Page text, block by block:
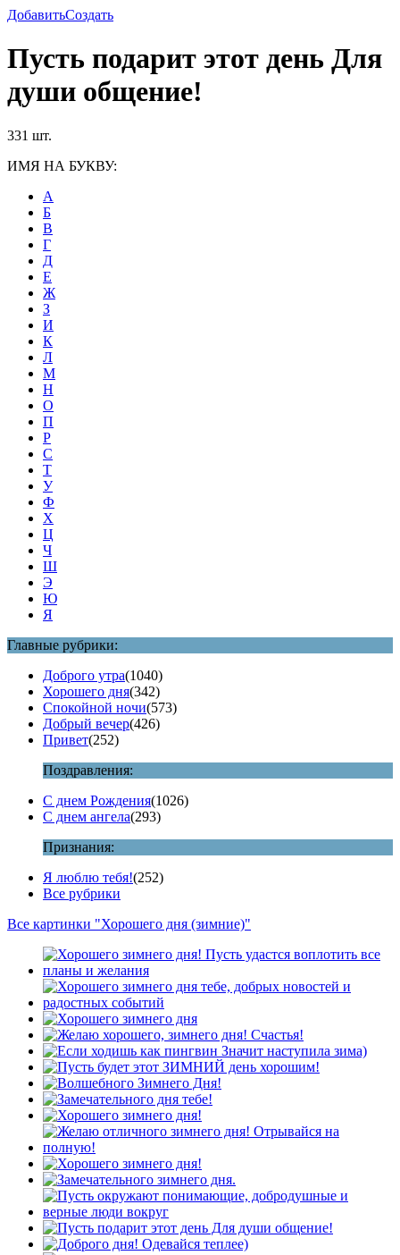
ДобавитьСоздать
Пусть подарит этот день Для
души общение!
331 шт.
ИМЯ НА БУКВУ:
А
Б
В
Г
Д
Е
Ж
З
И
К
Л
М
Н
О
П
Р
С
Т
У
Ф
Х
Ц
Ч
Ш
Э
Ю
Я
Главные рубрики:
Доброго утра(1040)
Хорошего дня(342)
Спокойной ночи(573)
Добрый вечер(426)
Привет(252)
Поздравления:
С днем Рождения(1026)
С днем ангела(293)
Признания:
Я люблю тебя!(252)
Все рубрики
Все картинки "Хорошего дня (зимние)"